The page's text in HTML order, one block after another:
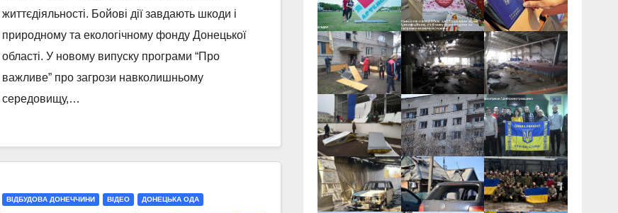
життєдіяльності. Бойові дії завдають шкоди і
природному та екологічному фонду Донецької
області. У новому випуску програми “Про
важливе” про загрози навколишньому
середовищу,…
ВІДБУДОВА ДОНЕЧЧИНИ ВІДЕО ДОНЕЦЬКА ОДА